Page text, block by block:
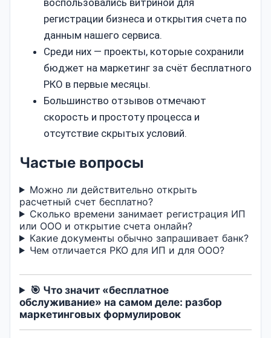
регистрации бизнеса и открытия счета по
данным нашего сервиса.
Среди них — проекты, которые сохранили
бюджет на маркетинг за счёт бесплатного
РКО в первые месяцы.
Большинство отзывов отмечают
скорость и простоту процесса и
отсутствие скрытых условий.
Частые вопросы
Можно ли действительно открыть
расчетный счет бесплатно?
Сколько времени занимает регистрация ИП
или ООО и открытие счета онлайн?
Какие документы обычно запрашивает банк?
Чем отличается РКО для ИП и для ООО?
🎯 Что значит «бесплатное
обслуживание» на самом деле: разбор
маркетинговых формулировок